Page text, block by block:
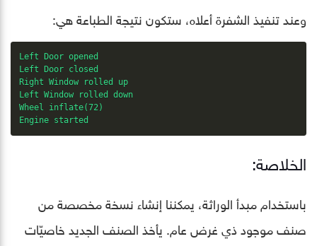
وعند تنفيذ الشفرة أعلاه، ستكون نتيجة الطباعة هي:
Left Door opened
Left Door closed
Right Window rolled up
Left Window rolled down
Wheel inflate(72)
Engine started
الخلاصة:
باستخدام مبدأ الوراثة، يمكننا إنشاء نسخة مخصصة من
صنف موجود ذي غرض عام. يأخذ الصنف الجديد خاصيّات